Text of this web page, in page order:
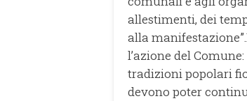
allestimenti, dei
alla
l’azione del
tradizioni popolari
devono poter